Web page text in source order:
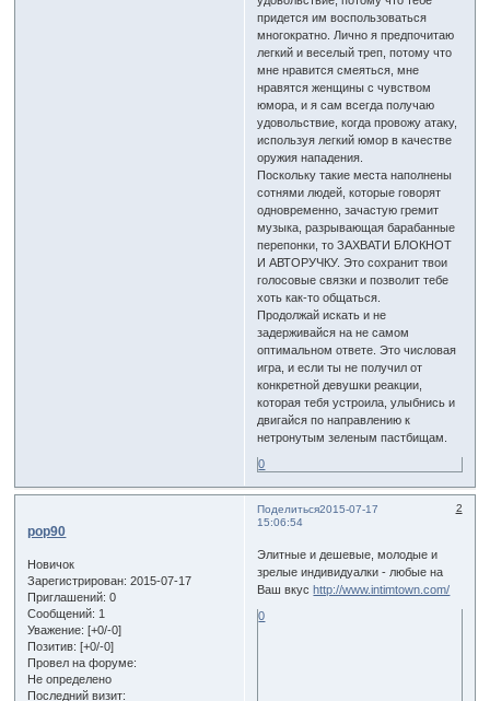
придется им воспользоваться
многократно. Лично я предпочитаю
легкий и веселый треп, потому что
мне нравится смеяться, мне
нравятся женщины с чувством
юмора, и я сам всегда получаю
удовольствие, когда провожу атаку,
используя легкий юмор в качестве
оружия нападения.
Поскольку такие места наполнены
сотнями людей, которые говорят
одновременно, зачастую гремит
музыка, разрывающая барабанные
перепонки, то ЗАХВАТИ БЛОКНОТ
И АВТОРУЧКУ. Это сохранит твои
голосовые связки и позволит тебе
хоть как-то общаться.
Продолжай искать и не
задерживайся на не самом
оптимальном ответе. Это числовая
игра, и если ты не получил от
конкретной девушки реакции,
которая тебя устроила, улыбнись и
двигайся по направлению к
нетронутым зеленым пастбищам.
0
Поделиться 2
2015-07-17
15:06:54
pop90
Новичок
Зарегистрирован: 2015-07-17
Приглашений: 0
Сообщений: 1
Уважение: [+0/-0]
Позитив: [+0/-0]
Провел на форуме:
Не определено
Последний визит:
Элитные и дешевые, молодые и
зрелые индивидуалки - любые на
Ваш вкусhttp://www.intimtown.com/
0